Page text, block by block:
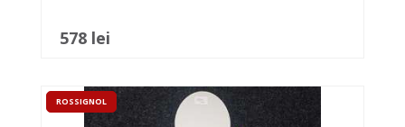
578 lei
ROSSIGNOL